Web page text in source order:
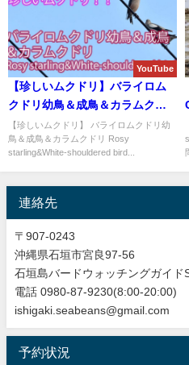
YouTube
【珍しいムクドリ】バライロム
クドリ幼鳥＆成鳥＆カラムクド
リ Rosy starling&White-
shouldered bird
【珍しいムクドリ】 バライロムクドリ幼
鳥＆成鳥＆カラムクドリ Rosy
starling&White-shouldered bird...
連絡先
〒907-0243
沖縄県石垣市宮良97-56
石垣島バードウォッチングガイド
電話 0980-87-9230(8:00-20:00)
ishigaki.seabeans@gmail.com
予約状況